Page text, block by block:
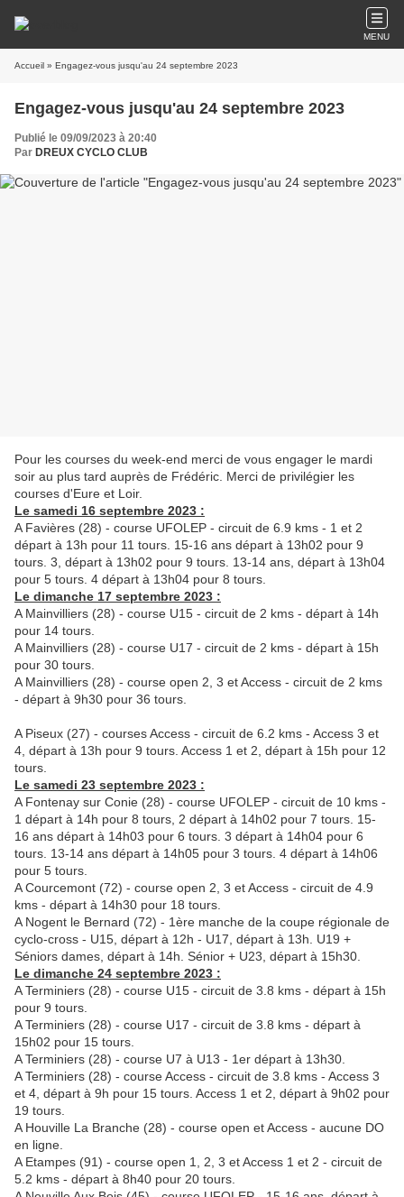
MENU
Accueil » Engagez-vous jusqu'au 24 septembre 2023
Engagez-vous jusqu'au 24 septembre 2023
Publié le 09/09/2023 à 20:40
Par DREUX CYCLO CLUB
Pour les courses du week-end merci de vous engager le mardi
soir au plus tard auprès de Frédéric. Merci de privilégier les
courses d'Eure et Loir.
Le samedi 16 septembre 2023 :
A Favières (28) - course UFOLEP - circuit de 6.9 kms - 1 et 2
départ à 13h pour 11 tours. 15-16 ans départ à 13h02 pour 9
tours. 3, départ à 13h02 pour 9 tours. 13-14 ans, départ à 13h04
pour 5 tours. 4 départ à 13h04 pour 8 tours.
Le dimanche 17 septembre 2023 :
A Mainvilliers (28) - course U15 - circuit de 2 kms - départ à 14h
pour 14 tours.
A Mainvilliers (28) - course U17 - circuit de 2 kms - départ à 15h
pour 30 tours.
A Mainvilliers (28) - course open 2, 3 et Access - circuit de 2 kms
- départ à 9h30 pour 36 tours.
A Piseux (27) - courses Access - circuit de 6.2 kms - Access 3 et
4, départ à 13h pour 9 tours. Access 1 et 2, départ à 15h pour 12
tours.
Le samedi 23 septembre 2023 :
A Fontenay sur Conie (28) - course UFOLEP - circuit de 10 kms -
1 départ à 14h pour 8 tours, 2 départ à 14h02 pour 7 tours. 15-
16 ans départ à 14h03 pour 6 tours. 3 départ à 14h04 pour 6
tours. 13-14 ans départ à 14h05 pour 3 tours. 4 départ à 14h06
pour 5 tours.
A Courcemont (72) - course open 2, 3 et Access - circuit de 4.9
kms - départ à 14h30 pour 18 tours.
A Nogent le Bernard (72) - 1ère manche de la coupe régionale de
cyclo-cross - U15, départ à 12h - U17, départ à 13h. U19 +
Séniors dames, départ à 14h. Sénior + U23, départ à 15h30.
Le dimanche 24 septembre 2023 :
A Terminiers (28) - course U15 - circuit de 3.8 kms - départ à 15h
pour 9 tours.
A Terminiers (28) - course U17 - circuit de 3.8 kms - départ à
15h02 pour 15 tours.
A Terminiers (28) - course U7 à U13 - 1er départ à 13h30.
A Terminiers (28) - course Access - circuit de 3.8 kms - Access 3
et 4, départ à 9h pour 15 tours. Access 1 et 2, départ à 9h02 pour
19 tours.
A Houville La Branche (28) - course open et Access - aucune DO
en ligne.
A Etampes (91) - course open 1, 2, 3 et Access 1 et 2 - circuit de
5.2 kms - départ à 8h40 pour 20 tours.